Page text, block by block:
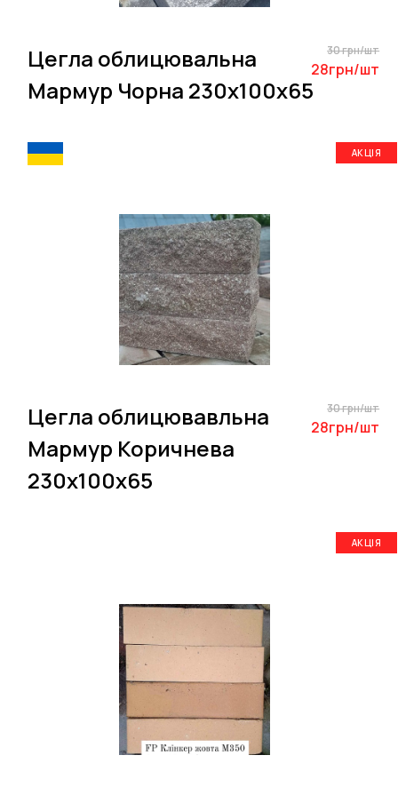
Цегла облицювальна
Мармур Чорна 230х100х65
30 грн/шт
28грн/шт
АКЦІЯ
Цегла облицювавльна
Мармур Коричнева
230х100х65
30 грн/шт
28грн/шт
АКЦІЯ